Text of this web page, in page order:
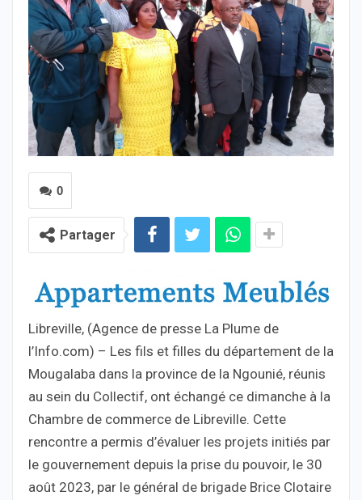
0
Partager
Libreville, (Agence de presse La Plume de
l’Info.com) – Les fils et filles du département de la
Mougalaba dans la province de la Ngounié, réunis
au sein du Collectif, ont échangé ce dimanche à la
Chambre de commerce de Libreville. Cette
rencontre a permis d’évaluer les projets initiés par
le gouvernement depuis la prise du pouvoir, le 30
août 2023, par le général de brigade Brice Clotaire